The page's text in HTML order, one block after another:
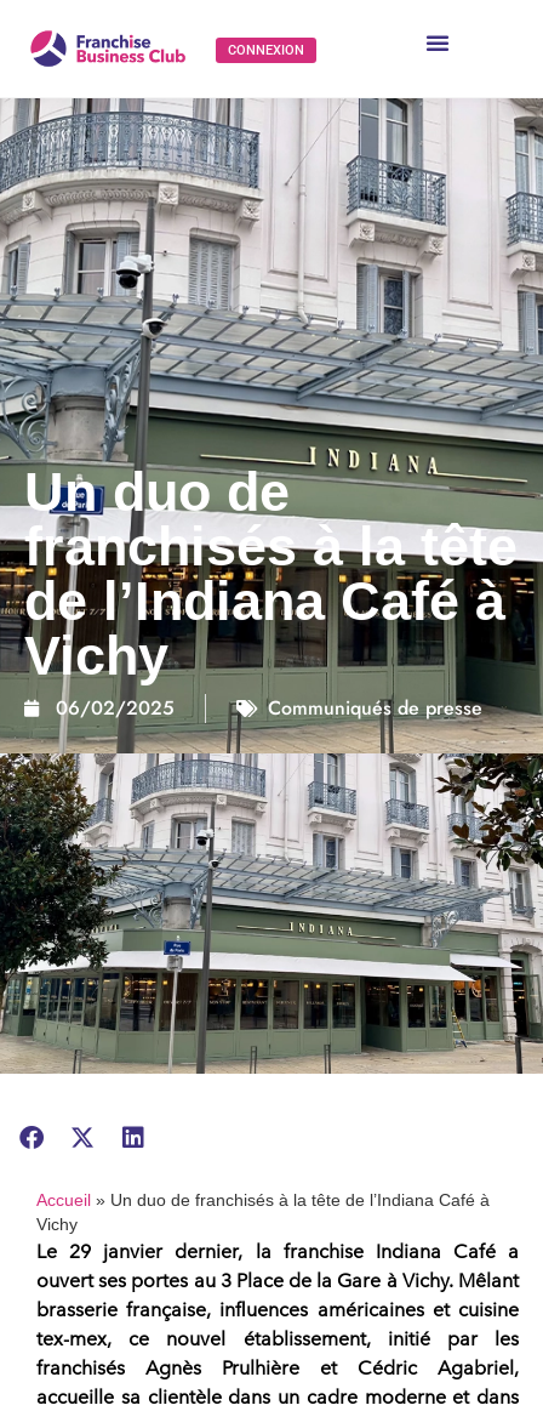
CONNEXION
Un duo de
franchisés à la tête
de l’Indiana Café à
Vichy
06/02/2025 Communiqués de presse
Accueil » Un duo de franchisés à la tête de l’Indiana Café à
Vichy
Le 29 janvier dernier, la franchise Indiana Caféa
ouvert ses portes au 3 Place de la Gare à Vichy. Mêlant
brasserie française, influences américaines et cuisine
tex-mex, ce nouvel établissement, initié par les
franchisés Agnès Prulhière et Cédric Agabriel,
accueille sa clientèle dans un cadre moderne et dans